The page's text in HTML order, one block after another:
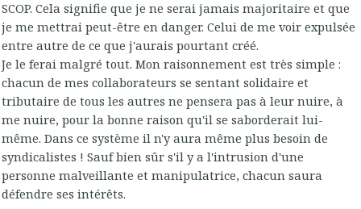
SCOP. Cela signifie que je ne serai jamais majoritaire et que
je me mettrai peut-être en danger. Celui de me voir expulsée
entre autre de ce que j'aurais pourtant créé.
Je le ferai malgré tout. Mon raisonnement est très simple :
chacun de mes collaborateurs se sentant solidaire et
tributaire de tous les autres ne pensera pas à leur nuire, à
me nuire, pour la bonne raison qu'il se saborderait lui-
même. Dans ce système il n'y aura même plus besoin de
syndicalistes ! Sauf bien sûr s'il y a l'intrusion d'une
personne malveillante et manipulatrice, chacun saura
défendre ses intérêts.